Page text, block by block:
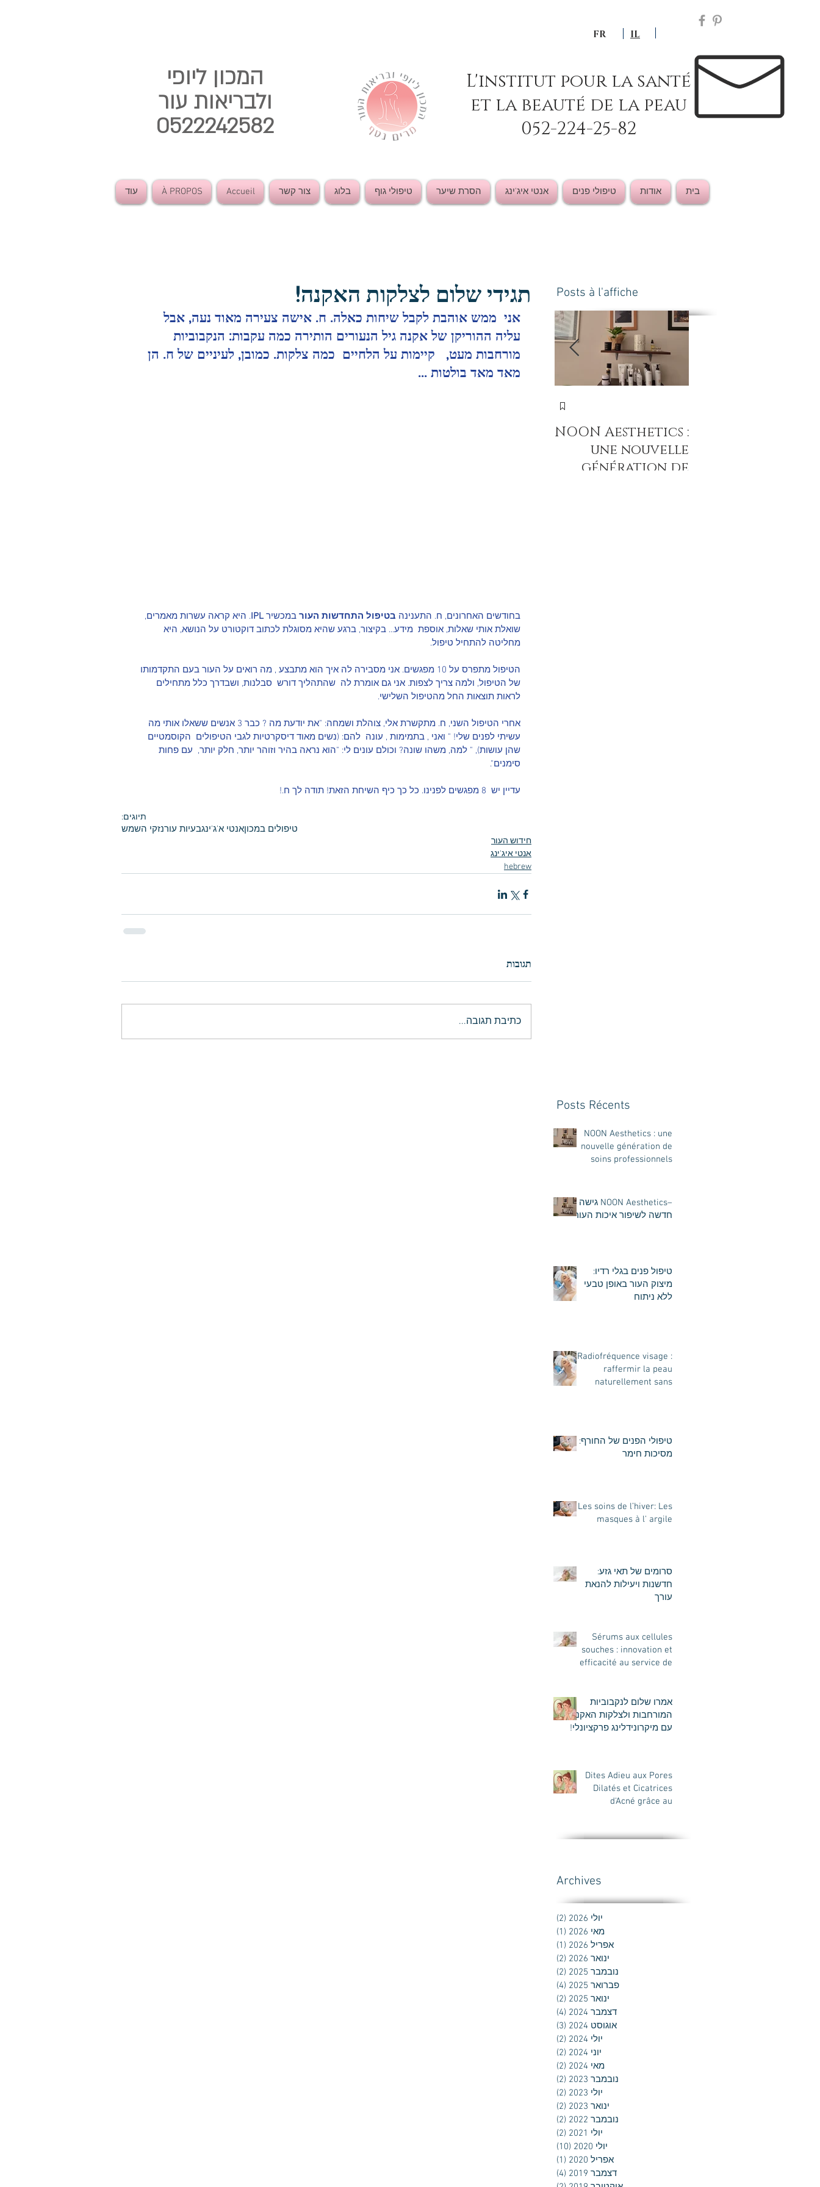
המכון ליופי
ולבריאות עור
0522242582
FR IL
L'institut pour la santé
et la beauté de la peau
052-224-25-82
בית אודות טיפולי פנים אנטי איג'ינג הסרת שיער טיפולי גוף בלוג צור קשר Accueil
À PROPOS עוד
תגידי שלום לצלקות האקנה!
אני  ממש אוהבת לקבל שיחות כאלה. ח. אישה צעירה מאוד נעה, אבל
עליה ההוריקן של אקנה גיל הנעורים הותירה כמה עקבות: הנקבוביות
מורחבות מעט,   קיימות על הלחיים  כמה צלקות. כמובן, לעיניים של ח. הן
מאד מאד בולטות ...
בחודשים האחרונים, ח. התענינה בטיפול התחדשות העור במכשיר IPL. היא קראה עשרות מאמרים,
שואלת אותי שאלות, אוספת  מידע... בקיצור, ברגע שהיא מסוגלת לכתוב דוקטורט על הנושא, היא
מחליטה להתחיל טיפול.
הטיפול מתפרס על 10 מפגשים. אני מסבירה לה איך הוא מתבצע , מה רואים על העור בעם התקדמותו
של הטיפול, ולמה צריך לצפות. אני גם אומרת לה  שהתהליך דורש  סבלנות, ושבדרך כלל מתחילים
לראות תוצאות החל מהטיפול השלישי.
אחרי הטיפול השני, ח. מתקשרת אלי, צוהלת ושמחה: "את יודעת מה ? כבר 3 אנשים ששאלו אותי מה
עשיתי לפנים שלי! " ואני , בתמימות , עונה  להם: (נשים מאוד דיסקרטיות לגבי הטיפולים  הקוסמטיים
שהן עושות), " למה, משהו שונה? וכולם עונים לי: "הוא נראה בהיר וזוהר יותר, חלק יותר,  עם פחות
סימנים".
עדיין יש  8 מפגשים לפנינו. כל כך כיף השיחת הזאת! תודה לך ח.!
תיוגים:
טיפולים במכוןאנטי א'ג'ינגבעיות עורנזקי השמש
חידוש העור
אנטי איג'ינג
hebrew
תגובות
כתיבת תגובה...
Posts à l'affiche
NOON Aesthetics :
une nouvelle
génération de
Posts Récents
NOON Aesthetics : une
nouvelle génération de
soins professionnels
peau
–NOON Aesthetics גישה
חדשה לשיפור איכות העור
טיפול פנים בגלי רדיו:
מיצוק העור באופן טבעי
ללא ניתוח
Radiofréquence visage :
raffermir la peau
naturellement sans
טיפולי הפנים של החורף:
מסיכות חימר
Les soins de l’hiver: Les
masques à l' argile
סרומים של תאי גזע:
חדשנות ויעילות להנאת
עורך
Sérums aux cellules
souches : innovation et
efficacité au service de
אמרו שלום לנקבוביות
המורחבות ולצלקות האקנה
עם מיקרונידלינג פרקציונלי!
Dites Adieu aux Pores
Dilatés et Cicatrices
d'Acné grâce au
Archives
יולי 2026 (2)
מאי 2026
(1)
אפריל 2026
(1)
ינואר 2026
(2)
נובמבר 2025
(2)
פברואר 2025
(4)
ינואר 2025
(2)
דצמבר 2024
(4)
אוגוסט 2024
(3)
יולי 2024
(2)
יוני 2024
(2)
מאי 2024
(2)
נובמבר 2023
(2)
יולי 2023
(2)
ינואר 2023
(2)
נובמבר 2022
(2)
יולי 2021
(2)
יולי 2020
(10)
אפריל 2020
(1)
דצמבר 2019
(4)